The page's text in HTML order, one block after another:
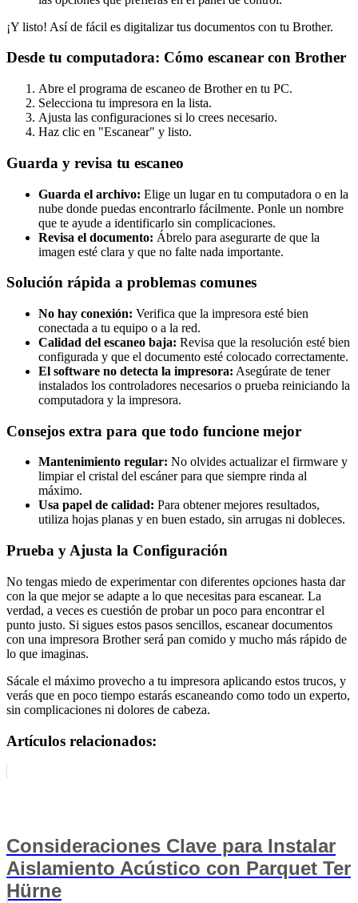
¡Y listo! Así de fácil es digitalizar tus documentos con tu Brother.
Desde tu computadora: Cómo escanear con Brother
Abre el programa de escaneo de Brother en tu PC.
Selecciona tu impresora en la lista.
Ajusta las configuraciones si lo crees necesario.
Haz clic en "Escanear" y listo.
Guarda y revisa tu escaneo
Guarda el archivo: Elige un lugar en tu computadora o en la
nube donde puedas encontrarlo fácilmente. Ponle un nombre
que te ayude a identificarlo sin complicaciones.
Revisa el documento: Ábrelo para asegurarte de que la
imagen esté clara y que no falte nada importante.
Solución rápida a problemas comunes
No hay conexión: Verifica que la impresora esté bien
conectada a tu equipo o a la red.
Calidad del escaneo baja: Revisa que la resolución esté bien
configurada y que el documento esté colocado correctamente.
El software no detecta la impresora: Asegúrate de tener
instalados los controladores necesarios o prueba reiniciando la
computadora y la impresora.
Consejos extra para que todo funcione mejor
Mantenimiento regular: No olvides actualizar el firmware y
limpiar el cristal del escáner para que siempre rinda al
máximo.
Usa papel de calidad: Para obtener mejores resultados,
utiliza hojas planas y en buen estado, sin arrugas ni dobleces.
Prueba y Ajusta la Configuración
No tengas miedo de experimentar con diferentes opciones hasta dar
con la que mejor se adapte a lo que necesitas para escanear. La
verdad, a veces es cuestión de probar un poco para encontrar el
punto justo. Si sigues estos pasos sencillos, escanear documentos
con una impresora Brother será pan comido y mucho más rápido de
lo que imaginas.
Sácale el máximo provecho a tu impresora aplicando estos trucos, y
verás que en poco tiempo estarás escaneando como todo un experto,
sin complicaciones ni dolores de cabeza.
Artículos relacionados:
Consideraciones Clave para Instalar
Aislamiento Acústico con Parquet Ter
Hürne